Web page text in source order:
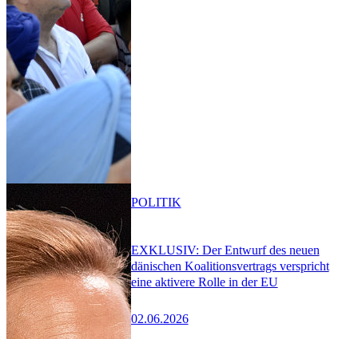
EXKLUSIV: Der Entwurf des neuen
dänischen Koalitionsvertrags verspricht
eine aktivere Rolle in der EU
02.06.2026
POLITIK